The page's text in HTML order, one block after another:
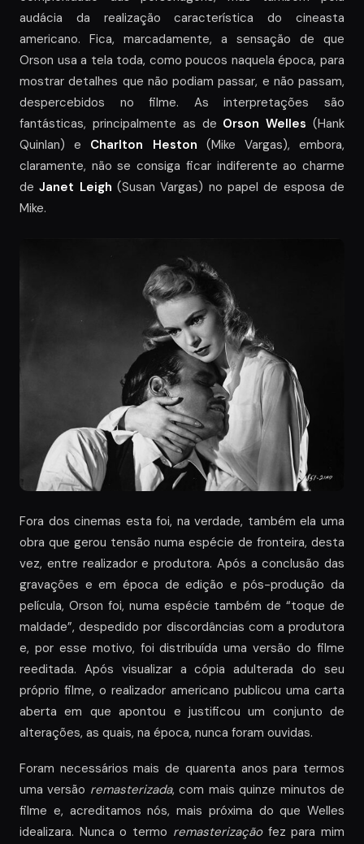
audácia da realização característica do cineasta
americano. Fica, marcadamente, a sensação de que
Orson usa a tela toda, como poucos naquela época, para
mostrar detalhes que não podiam passar, e não passam,
despercebidos no filme. As interpretações são
fantásticas, principalmente as de Orson Welles (Hank
Quinlan) e Charlton Heston (Mike Vargas), embora,
claramente, não se consiga ficar indiferente ao charme
deJanet Leigh (Susan Vargas) no papel de esposa de
Mike.
Fora dos cinemas esta foi, na verdade, também ela uma
obra que gerou tensão numa espécie de fronteira, desta
vez, entre realizador e produtora. Após a conclusão das
gravações e em época de edição e pós-produção da
película, Orson foi, numa espécie também de “toque de
maldade”, despedido por discordâncias com a produtora
e, por esse motivo, foi distribuída uma versão do filme
reeditada. Após visualizar a cópia adulterada do seu
próprio filme, o realizador americano publicou uma carta
aberta em que apontou e justificou um conjunto de
alterações, as quais, na época, nunca foram ouvidas.
Foram necessários mais de quarenta anos para termos
uma versão remasterizada, com mais quinze minutos de
filme e, acreditamos nós, mais próxima do que Welles
idealizara. Nunca o termo remasterizaçãofez para mim